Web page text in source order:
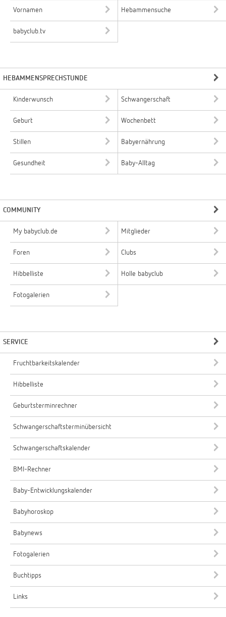
Vornamen Hebammensuche
babyclub.tv
HEBAMMENSPRECHSTUNDE
Kinderwunsch Schwangerschaft
Geburt Wochenbett
Stillen Babyernährung
Gesundheit Baby-Alltag
COMMUNITY
My babyclub.de Mitglieder
Foren Clubs
Hibbelliste Holle babyclub
Fotogalerien
SERVICE
Fruchtbarkeitskalender
Hibbelliste
Geburtsterminrechner
Schwangerschaftsterminübersicht
Schwangerschaftskalender
BMI-Rechner
Baby-Entwicklungskalender
Babyhoroskop
Babynews
Fotogalerien
Buchtipps
Links